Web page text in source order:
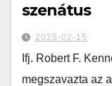
szenátus
2025-02-15
Ifj. Robert F.
megszavazta az